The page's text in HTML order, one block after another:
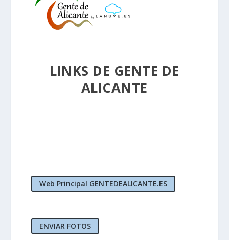
LINKS DE GENTE DE
ALICANTE
Web Principal GENTEDEALICANTE.ES
ENVIAR FOTOS